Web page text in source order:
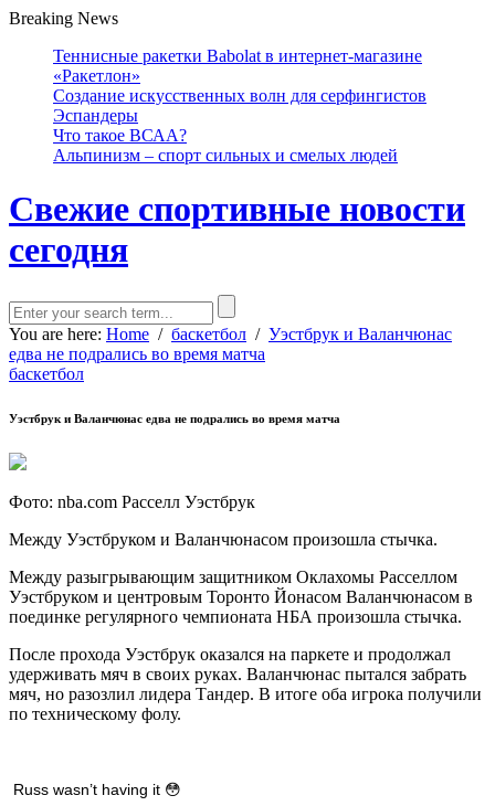
Breaking News
Теннисные ракетки Babolat в интернет-магазине
«Ракетлон»
Создание искусственных волн для серфингистов
Эспандеры
Что такое ВСАА?
Альпинизм – спорт сильных и смелых людей
Свежие спортивные новости
сегодня
You are here: Home / баскетбол / Уэстбрук и Валанчюнас
едва не подрались во время матча
баскетбол
Уэстбрук и Валанчюнас едва не подрались во время матча
Фото: nba.com Расселл Уэстбрук
Между Уэстбруком и Валанчюнасом произошла стычка.
Между разыгрывающим защитником Оклахомы Расселлом
Уэстбруком и центровым Торонто Йонасом Валанчюнасом в
поединке регулярного чемпионата НБА произошла стычка.
После прохода Уэстбрук оказался на паркете и продолжал
удерживать мяч в своих руках. Валанчюнас пытался забрать
мяч, но разозлил лидера Тандер. В итоге оба игрока получили
по техническому фолу.
Russ wasn’t having it 😳